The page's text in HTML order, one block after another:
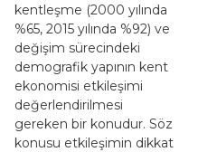
kentleşme (2000 yılında
%65, 2015 yılında %92) ve
değişim sürecindeki
demografik yapının kent
ekonomisi etkileşimi
değerlendirilmesi
gereken bir konudur. Söz
konusu etkileşimin dikkat